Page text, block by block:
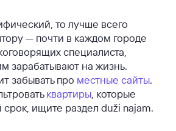
то лучше всего
— почти в каждом городе
специалиста,
зарабатывают на жизнь.
забывать про местные сайты.
квартиры , которые
срок, ищите раздел duži najam.